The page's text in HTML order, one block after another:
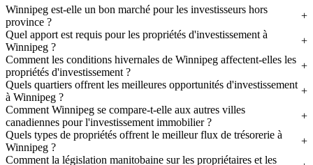
Winnipeg est-elle un bon marché pour les investisseurs hors
province ?
Quel apport est requis pour les propriétés d'investissement à
Winnipeg ?
Comment les conditions hivernales de Winnipeg affectent-elles les
propriétés d'investissement ?
Quels quartiers offrent les meilleures opportunités d'investissement
à Winnipeg ?
Comment Winnipeg se compare-t-elle aux autres villes
canadiennes pour l'investissement immobilier ?
Quels types de propriétés offrent le meilleur flux de trésorerie à
Winnipeg ?
Comment la législation manitobaine sur les propriétaires et les